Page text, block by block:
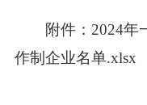
附件：2024年一
作制企业名单.xlsx